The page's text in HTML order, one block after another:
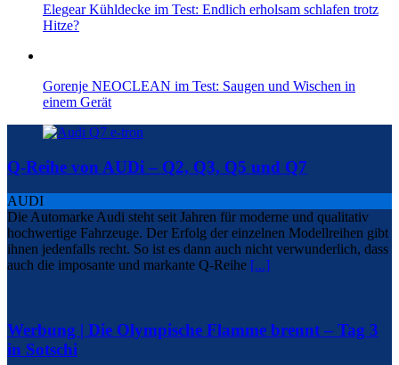
Elegear Kühldecke im Test: Endlich erholsam schlafen trotz
Hitze?
Gorenje NEOCLEAN im Test: Saugen und Wischen in
einem Gerät
Q-Reihe von AUDi – Q2, Q3, Q5 und Q7
AUDI
Die Automarke Audi steht seit Jahren für moderne und qualitativ
hochwertige Fahrzeuge. Der Erfolg der einzelnen Modellreihen gibt
ihnen jedenfalls recht. So ist es dann auch nicht verwunderlich, dass
auch die imposante und markante Q-Reihe [...]
Werbung | Die Olympische Flamme brennt – Tag 3
in Sotschi